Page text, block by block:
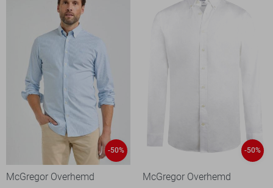
-50%
McGregor Overhemd
-50%
McGregor Overhemd